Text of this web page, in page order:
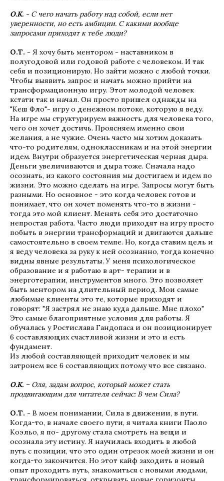
О.К. - С чего начать работу над собой, если нет
уверенности, но есть амбиции. С какими вообще
запросами приходят к тебе люди?
О.Т. - Я хочу быть ментором - наставником в
полугодовой или годовой работе с человеком. И так
себя и позиционирую. Но зайти можно с любой точки.
Чтобы выявить запрос и начать можно прийти на
трансформационную игру. Этот молодой человек
кстати так и начал. Он просто пришел однажды на
"Кеш Фло"- игру о денежном потоке, которую я веду.
На игре мы структурируем важность для человека того,
чего он хочет достичь. Проясняем именно свои
желания, а не чужие. Очень часто мы хотим доказать
что-то родителям, одноклассникам и на этой энергии
идем. Внутри образуется энергетическая черная дыра.
Деньги увеличиваются и дыра тоже. Сначала надо
осознать, из какого состояния мы достигаем и идем по
жизни. Это можно сделать на игре. Запросы могут быть
разными. Но основное - это когда человек готов и
понимает, что он хочет поменять что-то в жизни -
тогда это мой клиент. Менять себя это достаточно
непростая работа. Часто люди приходят на игру просто
побыть в энергии трансформаций и двигаются дальше
самостоятельно в своем темпе. Но, когда ставим цель и
я веду человека за руку к ней осознанно, тогда конечно
видны явные результаты. У меня психологическое
образование и я работаю в арт- терапии и в
энерготерапии, инструментов много. Это позволяет
быть ментором на длительный период. Мои самые
любимые клиенты это те, которые приходят и
говорят: "Я застрял не знаю куда дальше. Мне плохо"
Это самые благоприятные условия для работы. Я
обучалась у Ростислава Гандопаса и он позиционирует
6 составляющих счастливой жизни и это и есть
фундамент.
Из любой составляющей приходит человек и мы
затронем все 6 составляющих потому что все связано.
О.К. – Оля, задам вопрос, который может стать
продвигающим для читателя сейчас: В чем Сила?
О.Т. - В моем понимании, Сила в движении, в пути.
Когда-то, в начале своего пути, я читала книги Паоло
Коэльо, я по- другому стала смотреть на вещи и
осознала эту истину. Я научилась входить в любой
путь с позиции, что это один отрезок моей жизни и он
когда-то закончится. Но этот кайф заходить в новый
опыт проходить путь, знакомиться с новыми людьми,